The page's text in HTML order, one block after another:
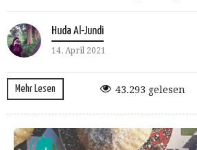
Huda Al-Jundi
14. April 2021
Mehr Lesen 43.293 gelesen